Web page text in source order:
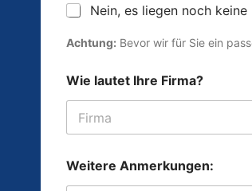
Nein, es liegen noch
Achtung: Bevor wir für Sie ein
Wie lautet Ihre Firma?
Weitere Anmerkungen: